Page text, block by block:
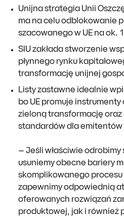
Unijna strategia Unii
ma na celu odblokowanie
szacowanego w UE na ok.
SIU zakłada stworzenie
płynnego rynku
transformację unijnej
Listy zastawne idealnie
bo UE promuje instrumenty
zieloną transformację oraz
standardów dla emitentów
– Jeśli właściwie
usuniemy obecne bariery
skomplikowanego
zapewnimy odpowiednią
oferowanych rozwiązań
produktowej, jak i również